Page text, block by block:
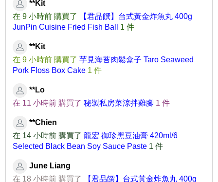
**Kit
在 9 小時前 購買了
【君品饌】台式黃金炸魚丸 400g
JunPin Cuisine Fried Fish Ball
1 件
**Kit
在 9 小時前 購買了 芋見海苔肉鬆盒子 Taro Seaweed
Pork Floss Box Cake 1 件
**Lo
在 11 小時前 購買了 秘製私房菜涼拌雞腳 1 件
**Chien
在 14 小時前 購買了 龍宏 御珍黑豆油膏 420ml/6
Selected Black Bean Soy Sauce Paste 1 件
June Liang
在 18 小時前 購買了
【君品饌】台式黃金炸魚丸 400g